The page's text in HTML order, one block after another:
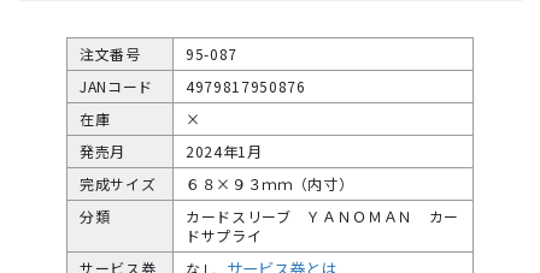
注文番号
95-087
JANコード
4979817950876
在庫
×
発売月
2024年1月
完成サイズ
６８×９３ｍｍ（内寸）
分類
カードスリーブ ＹＡＮＯＭＡＮ カー
ドサプライ
サービス券
なし サービス券とは